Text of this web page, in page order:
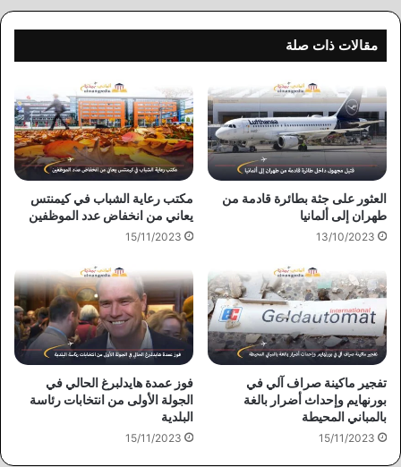
مقالات ذات صلة
العثور على جثة بطائرة قادمة من
طهران إلى ألمانيا
13/10/2023
مكتب رعاية الشباب في كيمنتس
يعاني من انخفاض عدد الموظفين
15/11/2023
تفجير ماكينة صراف آلي في
بورنهايم وإحداث أضرار بالغة
بالمباني المحيطة
15/11/2023
فوز عمدة هايدلبرغ الحالي في
الجولة الأولى من انتخابات رئاسة
البلدية
15/11/2023